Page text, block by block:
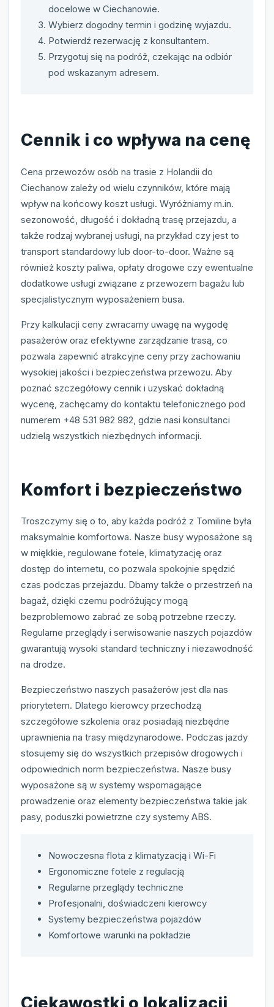
docelowe w Ciechanowie.
Wybierz dogodny termin i godzinę wyjazdu.
Potwierdź rezerwację z konsultantem.
Przygotuj się na podróż, czekając na odbiór
pod wskazanym adresem.
Cennik i co wpływa na cenę
Cena przewozów osób na trasie z Holandii do
Ciechanow zależy od wielu czynników, które mają
wpływ na końcowy koszt usługi. Wyróżniamy m.in.
sezonowość, długość i dokładną trasę przejazdu, a
także rodzaj wybranej usługi, na przykład czy jest to
transport standardowy lub door-to-door. Ważne są
również koszty paliwa, opłaty drogowe czy ewentualne
dodatkowe usługi związane z przewozem bagażu lub
specjalistycznym wyposażeniem busa.
Przy kalkulacji ceny zwracamy uwagę na wygodę
pasażerów oraz efektywne zarządzanie trasą, co
pozwala zapewnić atrakcyjne ceny przy zachowaniu
wysokiej jakości i bezpieczeństwa przewozu. Aby
poznać szczegółowy cennik i uzyskać dokładną
wycenę, zachęcamy do kontaktu telefonicznego pod
numerem +48 531 982 982, gdzie nasi konsultanci
udzielą wszystkich niezbędnych informacji.
Komfort i bezpieczeństwo
Troszczymy się o to, aby każda podróż z Tomiline była
maksymalnie komfortowa. Nasze busy wyposażone są
w miękkie, regulowane fotele, klimatyzację oraz
dostęp do internetu, co pozwala spokojnie spędzić
czas podczas przejazdu. Dbamy także o przestrzeń na
bagaż, dzięki czemu podróżujący mogą
bezproblemowo zabrać ze sobą potrzebne rzeczy.
Regularne przeglądy i serwisowanie naszych pojazdów
gwarantują wysoki standard techniczny i niezawodność
na drodze.
Bezpieczeństwo naszych pasażerów jest dla nas
priorytetem. Dlatego kierowcy przechodzą
szczegółowe szkolenia oraz posiadają niezbędne
uprawnienia na trasy międzynarodowe. Podczas jazdy
stosujemy się do wszystkich przepisów drogowych i
odpowiednich norm bezpieczeństwa. Nasze busy
wyposażone są w systemy wspomagające
prowadzenie oraz elementy bezpieczeństwa takie jak
pasy, poduszki powietrzne czy systemy ABS.
Nowoczesna flota z klimatyzacją i Wi-Fi
Ergonomiczne fotele z regulacją
Regularne przeglądy techniczne
Profesjonalni, doświadczeni kierowcy
Systemy bezpieczeństwa pojazdów
Komfortowe warunki na pokładzie
Ciekawostki o lokalizacji